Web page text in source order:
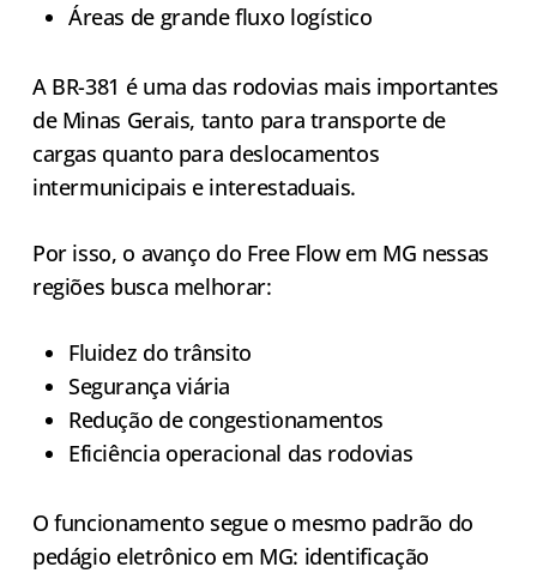
Áreas de grande fluxo logístico
A BR-381 é uma das rodovias mais importantes
de Minas Gerais, tanto para transporte de
cargas quanto para deslocamentos
intermunicipais e interestaduais.
Por isso, o avanço do Free Flow em MG nessas
regiões busca melhorar:
Fluidez do trânsito
Segurança viária
Redução de congestionamentos
Eficiência operacional das rodovias
O funcionamento segue o mesmo padrão do
pedágio eletrônico em MG: identificação